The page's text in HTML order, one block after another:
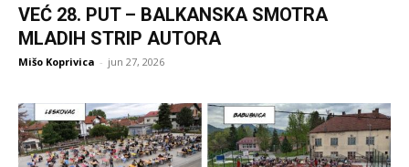
VEĆ 28. PUT – BALKANSKA SMOTRA
MLADIH STRIP AUTORA
Mišo Koprivica - jun 27, 2026